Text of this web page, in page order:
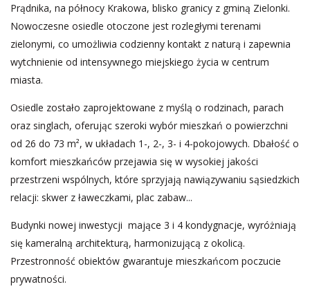
Prądnika, na północy Krakowa, blisko granicy z gminą Zielonki.
Nowoczesne osiedle otoczone jest rozległymi terenami
zielonymi, co umożliwia codzienny kontakt z naturą i zapewnia
wytchnienie od intensywnego miejskiego życia w centrum
miasta.
Osiedle zostało zaprojektowane z myślą o rodzinach, parach
oraz singlach, oferując szeroki wybór mieszkań o powierzchni
od 26 do 73 m², w układach 1-, 2-, 3- i 4-pokojowych. Dbałość o
komfort mieszkańców przejawia się w wysokiej jakości
przestrzeni wspólnych, które sprzyjają nawiązywaniu sąsiedzkich
relacji: skwer z ławeczkami, plac zabaw...
Budynki nowej inwestycji mające 3 i 4 kondygnacje, wyróżniają
się kameralną architekturą, harmonizującą z okolicą.
Przestronność obiektów gwarantuje mieszkańcom poczucie
prywatności.